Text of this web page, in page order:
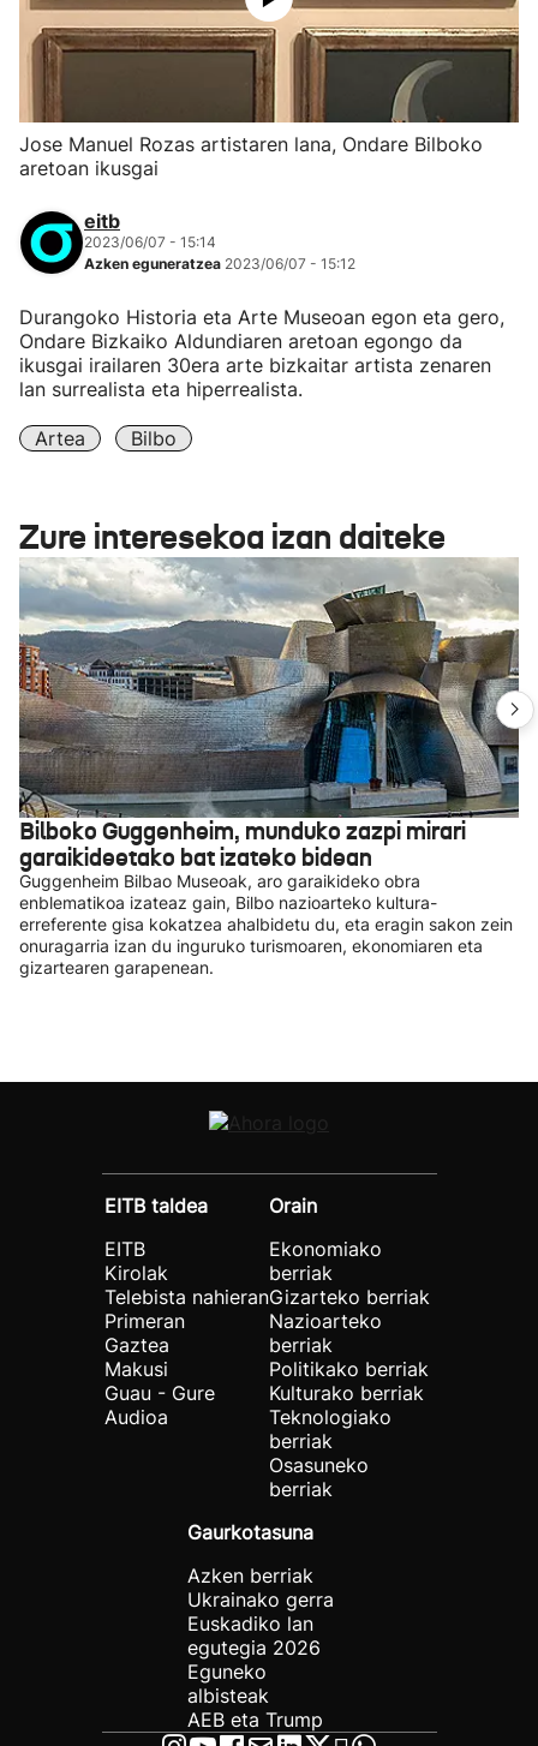
Jose Manuel Rozas artistaren lana, Ondare Bilboko
aretoan ikusgai
eitb
2023/06/07 - 15:14
Azken eguneratzea 2023/06/07 - 15:12
Durangoko Historia eta Arte Museoan egon eta gero,
Ondare Bizkaiko Aldundiaren aretoan egongo da
ikusgai irailaren 30era arte bizkaitar artista zenaren
lan surrealista eta hiperrealista.
Artea Bilbo
Zure interesekoa izan daiteke
Bilboko Guggenheim, munduko zazpi mirari
garaikideetako bat izateko bidean
Guggenheim Bilbao Museoak, aro garaikideko obra
enblematikoa izateaz gain, Bilbo nazioarteko kultura-
erreferente gisa kokatzea ahalbidetu du, eta eragin sakon zein
onuragarria izan du inguruko turismoaren, ekonomiaren eta
gizartearen garapenean.
EITB taldea
EITB
Kirolak
Telebista nahieran
Primeran
Gaztea
Makusi
Guau - Gure
Audioa
Orain
Ekonomiako
berriak
Gizarteko berriak
Nazioarteko
berriak
Politikako berriak
Kulturako berriak
Teknologiako
berriak
Osasuneko
berriak
Gaurkotasuna
Azken berriak
Ukrainako gerra
Euskadiko lan
egutegia 2026
Eguneko
albisteak
AEB eta Trump